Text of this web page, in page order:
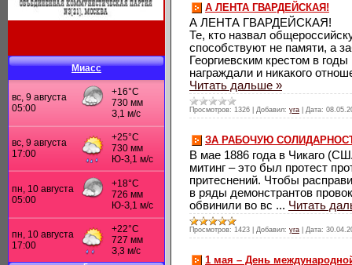
Миасс
А ЛЕНТА ГВАРДЕЙСКАЯ!
А ЛЕНТА ГВАРДЕЙСКАЯ!
Те, кто назвал
способствуют не памяти, а
Георгиевским крестом в
награждали и никакого
Читать дальше »
Просмотров: 1326 Добавил: yra Дата:
ЗА РАБОЧУЮ
В мае 1886 года в Чикаго
митинг – это был протест
притеснений. Чтобы
в ряды демонстрантов
обвинили во вс ... Читать
Просмотров: 1423 Добавил: yra Дата:
1 мая – День